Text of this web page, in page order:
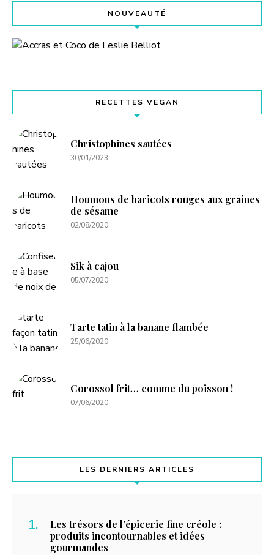
NOUVEAUTÉ
RECETTES VEGAN
Christophines sautées
30/01/2023
Houmous de haricots rouges aux graines
de sésame
02/08/2020
Sik à cajou
05/07/2020
Tarte tatin à la banane flambée
25/06/2020
Corossol frit… comme du poisson !
07/06/2020
LES DERNIERS ARTICLES
Les trésors de l’épicerie fine créole :
produits incontournables et idées
gourmandes